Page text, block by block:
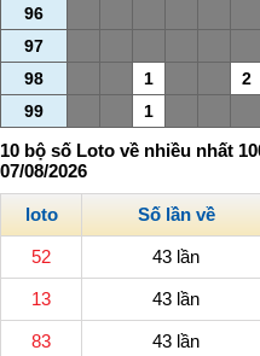
96
97
98
1 2
99
1
10 bộ số Loto về nhiều nhất
07/08/2026
loto Số lần về
52 43 lần
13 43 lần
83 43 lần